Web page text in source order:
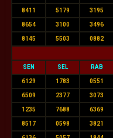
8411 5179 3195
8654 3100 3496
8145 5503 0882
SEN SEL RAB
6129 1783 0551
6509 2377 3073
1235 7688 6369
8517 0598 3821